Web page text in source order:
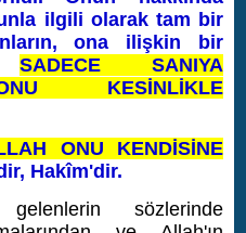
ilgili olarak tam bir
ona ilişkin bir
SADECE SANIYA
KESİNLİKLE
ONU KENDİSİNE
Hakîm'dir.
gelenlerin sözlerinde